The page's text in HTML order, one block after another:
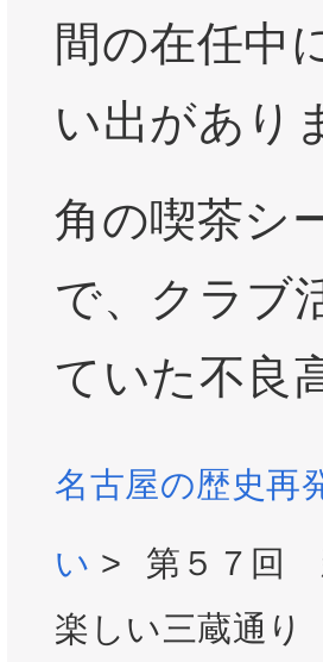
間の在任中
い出があり
角の喫茶シ
で、クラブ
ていた不良
名古屋の歴史再
い >
第５７回
楽しい三蔵通り